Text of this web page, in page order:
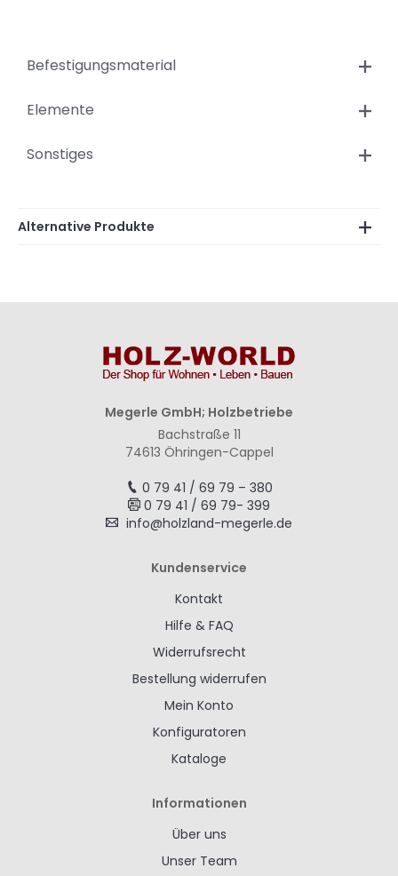
Befestigungsmaterial
Elemente
Sonstiges
Alternative Produkte
Megerle GmbH; Holzbetriebe
Bachstraße 11
74613 Öhringen-Cappel
0 79 41 / 69 79 – 380
0 79 41 / 69 79- 399
info@holzland-megerle.de
Kundenservice
Kontakt
Hilfe & FAQ
Widerrufsrecht
Bestellung widerrufen
Mein Konto
Konfiguratoren
Kataloge
Informationen
Über uns
Unser Team